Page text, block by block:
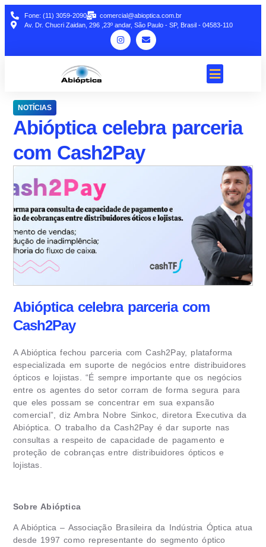
Fone: (11) 3059-2090
comercial@abioptica.com.br
Av. Dr. Chucri Zaidan, 296 ,23º andar, São Paulo - SP, Brasil - 04583-110
NOTÍCIAS
Abióptica celebra parceria
com Cash2Pay
Abióptica celebra parceria com
Cash2Pay
A Abióptica fechou parceria com Cash2Pay, plataforma
especializada em suporte de negócios entre distribuidores
ópticos e lojistas. “É sempre importante que os negócios
entre os agentes do setor corram de forma segura para
que eles possam se concentrar em sua expansão
comercial”, diz Ambra Nobre Sinkoc, diretora Executiva da
Abióptica. O trabalho da Cash2Pay é dar suporte nas
consultas a respeito de capacidade de pagamento e
proteção de cobranças entre distribuidores ópticos e
lojistas.
Sobre Abióptica
A Abióptica – Associação Brasileira da Indústria Óptica atua
desde 1997 como representante do segmento óptico